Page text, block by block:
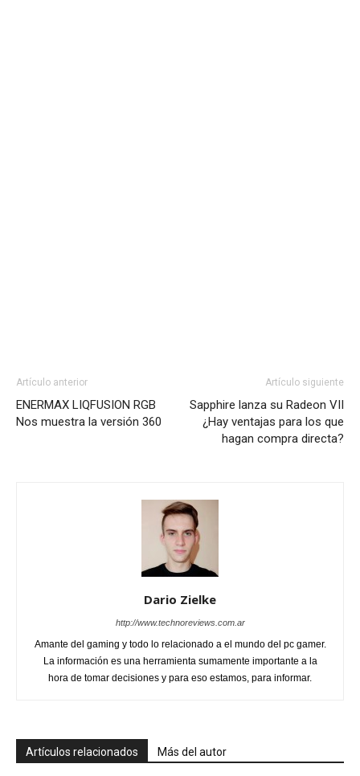
Artículo anterior
ENERMAX LIQFUSION RGB
Nos muestra la versión 360
Artículo siguiente
Sapphire lanza su Radeon VII
¿Hay ventajas para los que
hagan compra directa?
Dario Zielke
http://www.technoreviews.com.ar
Amante del gaming y todo lo relacionado a el mundo del pc gamer.
La información es una herramienta sumamente importante a la
hora de tomar decisiones y para eso estamos, para informar.
Artículos relacionados Más del autor